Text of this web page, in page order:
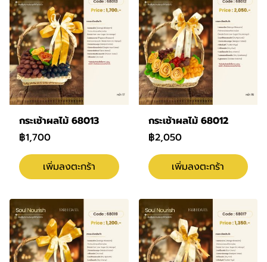
กระเช้าผลไม้ 68013
฿1,700
เพิ่มลงตะกร้า
กระเช้าผลไม้ 68012
฿2,050
เพิ่มลงตะกร้า